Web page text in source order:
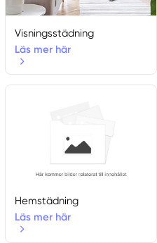
Visningsstädning
Läs mer här
Hemstädning
Läs mer här